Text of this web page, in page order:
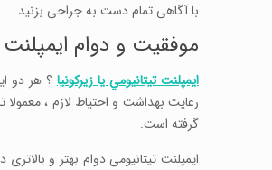
با آگاهی تمام دست به جراحی بزنید.
موفقیت و دوام ايمپلنت
ايمپلنت تيتانيومي يا زيرکونيا؟ هر دو
گرفته است.
ایمپلنت تیتانیومی دوام بهتر و